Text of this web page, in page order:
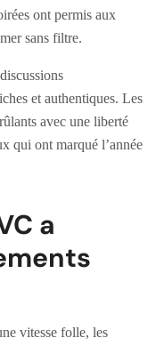
ont permis aux
sans filtre.
et authentiques. Les
avec une liberté
qui ont marqué l’année
a
vitesse folle, les